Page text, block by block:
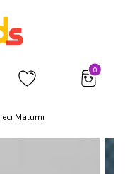
Malumi